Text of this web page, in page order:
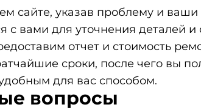
сайте, указав проблему и ваши
с вами для уточнения деталей
отчет и стоимость
сроки, после чего вы
для вас способом.
вопросы